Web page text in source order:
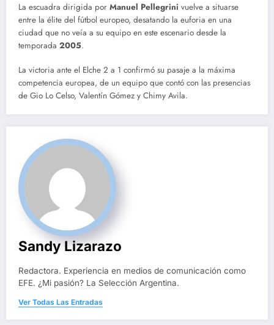
La escuadra dirigida por Manuel Pellegrini vuelve a situarse
entre la élite del fútbol europeo, desatando la euforia en una
ciudad que no veía a su equipo en este escenario desde la
temporada 2005.
La victoria ante el Elche 2 a 1 confirmó su pasaje a la máxima
competencia europea, de un equipo que contó con las presencias
de Gio Lo Celso, Valentín Gómez y Chimy Avila.
Sandy Lizarazo
Redactora. Experiencia en medios de comunicación como
EFE. ¿Mi pasión? La Selección Argentina.
Ver Todas Las Entradas